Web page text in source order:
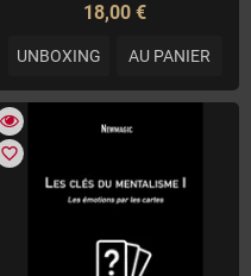
18,00 €
UNBOXING AU PANIER
favorite_border